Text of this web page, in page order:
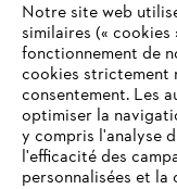
Notre site web
similaires («
fonctionnement de
cookies strictement
consentement. Les
optimiser la
y compris l'analyse
l'efficacité des
personnalisées et